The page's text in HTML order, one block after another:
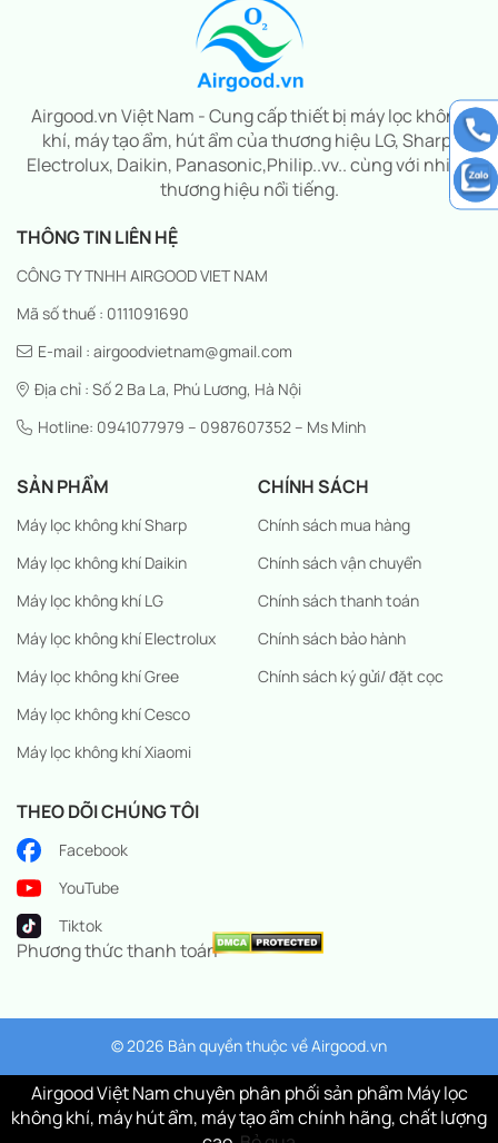
Airgood.vn Việt Nam - Cung cấp thiết bị máy lọc không
khí, máy tạo ẩm, hút ẩm của thương hiệu LG, Sharp,
Electrolux, Daikin, Panasonic,Philip..vv.. cùng với nhiều
thương hiệu nổi tiếng.
THÔNG TIN LIÊN HỆ
CÔNG TY TNHH AIRGOOD VIET NAM
Mã số thuế : 0111091690
E-mail : airgoodvietnam@gmail.com
Địa chỉ : Số 2 Ba La, Phú Lương, Hà Nội
Hotline: 0941077979 – 0987607352 – Ms Minh
SẢN PHẨM
Máy lọc không khí Sharp
Máy lọc không khí Daikin
Máy lọc không khí LG
Máy lọc không khí Electrolux
Máy lọc không khí Gree
Máy lọc không khí Cesco
Máy lọc không khí Xiaomi
CHÍNH SÁCH
Chính sách mua hàng
Chính sách vận chuyển
Chính sách thanh toán
Chính sách bảo hành
Chính sách ký gửi/ đặt cọc
THEO DÕI CHÚNG TÔI
Facebook
YouTube
Tiktok
Phương thức thanh toán
© 2026 Bản quyền thuộc vềAirgood.vn
Airgood Việt Nam chuyên phân phối sản phẩm Máy lọc
không khí, máy hút ẩm, máy tạo ẩm chính hãng, chất lượng